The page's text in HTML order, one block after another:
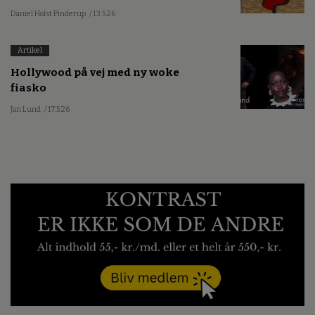
Daniel Holst Pinderup / 13.5.26
Artikel
Hollywood på vej med ny woke
fiasko
Jan Lund / 17.5.26